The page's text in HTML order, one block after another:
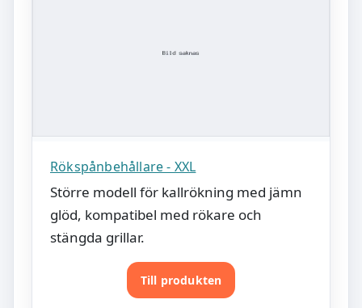
Rökspånbehållare - XXL
Större modell för kallrökning med jämn
glöd, kompatibel med rökare och
stängda grillar.
Till produkten